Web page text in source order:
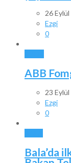
26
Ezgi
0
ABB
23
Ezgi
0
Bala’da